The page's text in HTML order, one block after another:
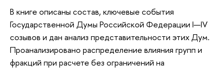
В книге описаны состав, ключевые события
Государственной Думы Российской Федерации I—IV
созывов и дан анализ представительности этих Дум.
Проанализировано распределение влияния групп и
фракций при расчете без ограничений на